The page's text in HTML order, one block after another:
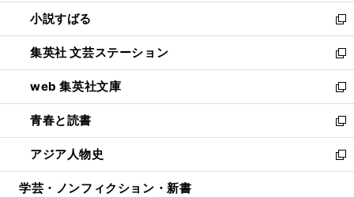
く
で
開
く
し
い
ウ
ィ
ン
ド
ウ
で
開
く
小説すばる
新
し
い
ウ
ィ
ン
ド
ウ
で
開
集英社 文芸ステーション
新
し
い
ウ
ィ
ン
ド
ウ
web 集英社文庫
新
し
い
ウ
ィ
ン
青春と読書
新
し
い
ウ
アジア人物史
新
し
学芸・ノンフィクション・新書